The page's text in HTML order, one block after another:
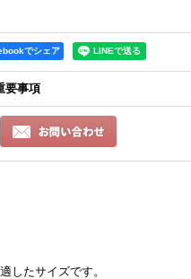
でシェア
要事項
たサイズです。